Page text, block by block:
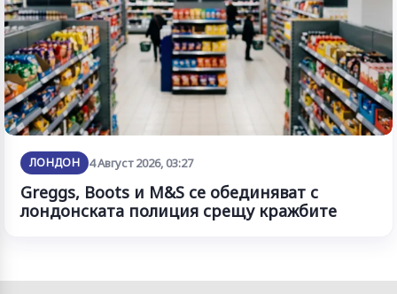
ЛОНДОН 4 Август 2026, 03:27
Greggs, Boots и M&S се обединяват с
лондонската полиция срещу кражбите